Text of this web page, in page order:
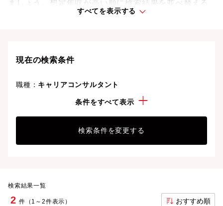
ましょう。想定年収が高い順に検索結果を並べ替える
すべてを表示する
現在の検索条件
職種： キャリアコンサルタント
条件をすべて表示
検索条件を変更する
検索結果一覧
2 件（1～2件表示） おすすめ順